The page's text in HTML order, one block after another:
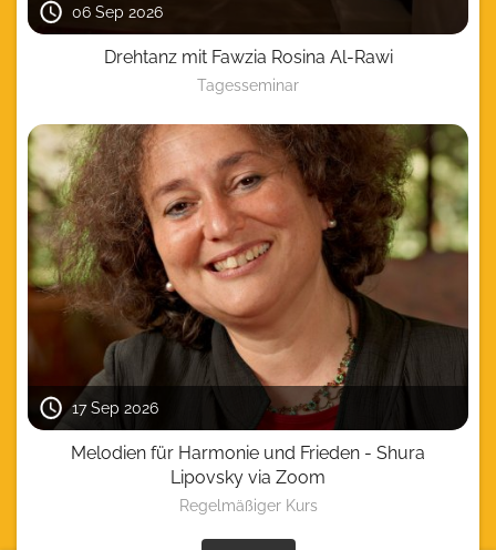
06 Sep 2026
Drehtanz mit Fawzia Rosina Al-Rawi
Tagesseminar
17 Sep 2026
Melodien für Harmonie und Frieden - Shura
Lipovsky via Zoom
Regelmäßiger Kurs